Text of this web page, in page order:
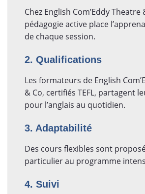
Chez English Com’Eddy Theatre
pédagogie active place
de chaque session.
2. Qualifications
Les formateurs de English
& Co, certifiés TEFL, partagent
pour l’anglais au quotidien.
3. Adaptabilité
Des cours flexibles sont
particulier au programme
4. Suivi